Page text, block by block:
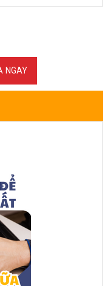
NGAY